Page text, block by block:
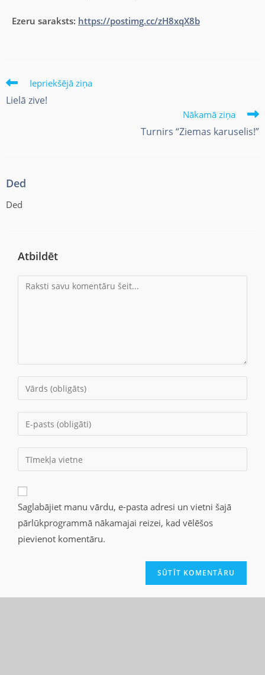
Ezeru saraksts: https://postimg.cc/zH8xqX8b
Iepriekšējā ziņa
Lielā zive!
Nākamā ziņa
Turnirs “Ziemas karuselis!”
Ded
Ded
Atbildēt
Saglabājiet manu vārdu, e-pasta adresi un vietni šajā
pārlūkprogrammā nākamajai reizei, kad vēlēšos
pievienot komentāru.